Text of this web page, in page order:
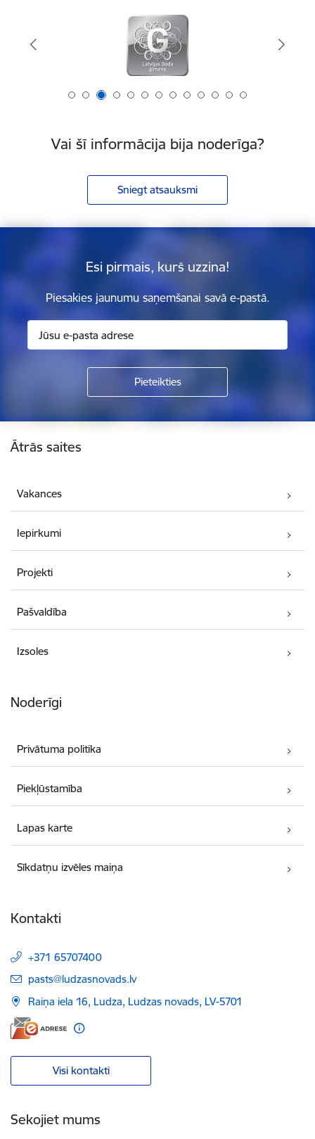
Vai šī informācija bija noderīga?
Sniegt atsauksmi
Esi pirmais, kurš uzzina!
Piesakies jaunumu saņemšanai savā e-pastā.
Kājene
Ātrās saites
Vakances
Iepirkumi
Projekti
Pašvaldība
Izsoles
Noderīgi
Privātuma politika
Piekļūstamība
Lapas karte
Sīkdatņu izvēles maiņa
Kontakti
+371 65707400
E-pasts:
pasts@ludzasnovads.lv
Raiņa iela 16, Ludza, Ludzas novads, LV-5701
Visi kontakti
Sekojiet mums